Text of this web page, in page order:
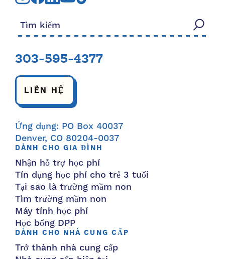
Tìm kiếm:
303-595-4377
LIÊN HỆ
Ứng dụng: PO Box 40037
Denver, CO 80204-0037
DÀNH CHO GIA ĐÌNH
Nhận hỗ trợ học phí
Tín dụng học phí cho trẻ 3 tuổi
Tại sao là trường mầm non
Tìm trường mầm non
Máy tính học phí
Học bổng DPP
DÀNH CHO NHÀ CUNG CẤP
Trở thành nhà cung cấp